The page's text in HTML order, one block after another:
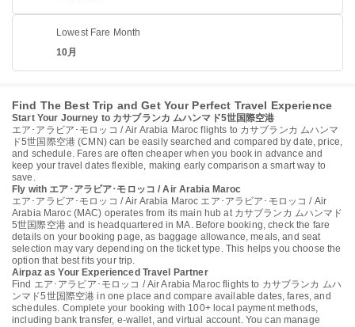
Lowest Fare Month
10月
Find The Best Trip and Get Your Perfect Travel Experience
Start Your Journey to カサブランカ ムハンマド5世国際空港
エア･アラビア･モロッコ / Air Arabia Maroc flights to カサブランカ ムハンマ
ド5世国際空港 (CMN) can be easily searched and compared by date, price,
and schedule. Fares are often cheaper when you book in advance and
keep your travel dates flexible, making early comparison a smart way to
save.
Fly with エア･アラビア･モロッコ / Air Arabia Maroc
エア･アラビア･モロッコ / Air Arabia Maroc エア･アラビア･モロッコ / Air
Arabia Maroc (MAC) operates from its main hub at カサブランカ ムハンマド
5世国際空港 and is headquartered in MA. Before booking, check the fare
details on your booking page, as baggage allowance, meals, and seat
selection may vary depending on the ticket type. This helps you choose the
option that best fits your trip.
Airpaz as Your Experienced Travel Partner
Find エア･アラビア･モロッコ / Air Arabia Maroc flights to カサブランカ ムハ
ンマド5世国際空港 in one place and compare available dates, fares, and
schedules. Complete your booking with 100+ local payment methods,
including bank transfer, e-wallet, and virtual account. You can manage